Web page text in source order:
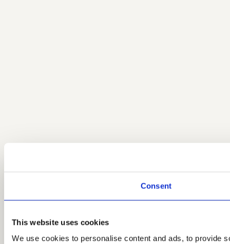
Consent
This website uses cookies
We use cookies to personalise content and ads, to provide